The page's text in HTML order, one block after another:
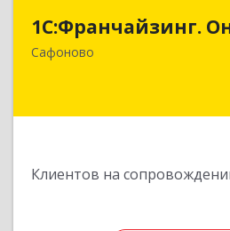
1С:Франчайзинг.
Сафоново
Клиентов на
215500, Смоленская
Сафоново г,